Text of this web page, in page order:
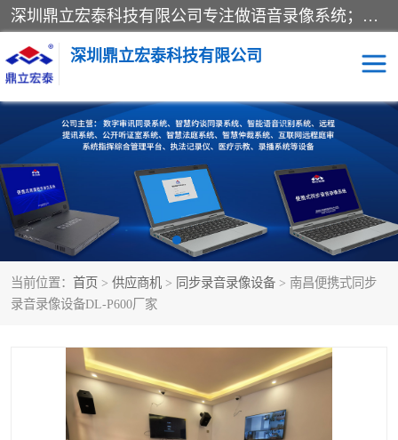
深圳鼎立宏泰科技有限公司专注做语音录像系统；主要服务有：约谈室同步录音录像系统、设计数字询问同步录音录像、数字约谈室同步录音录像、公开听证室、智慧庭审、智能语音识别转写、远程提讯（提审）、记录仪、远程指挥综合管理平台、录播系统等
深圳鼎立宏泰科技有限公司
当前位置： 首页 > 供应商机 > 同步录音录像设备 > 南昌便携式同步
录音录像设备DL-P600厂家
同步录音录像设备 便携式审讯设备
数字法庭 听证室
远程提讯 语音识别